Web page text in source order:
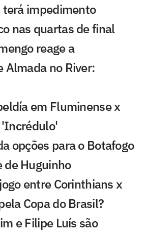
terá impedimento
nas quartas de final
reage a
Almada no River:
em Fluminense x
'Incrédulo'
opções para o Botafogo
de Huguinho
entre Corinthians x
Copa do Brasil?
e Filipe Luís são